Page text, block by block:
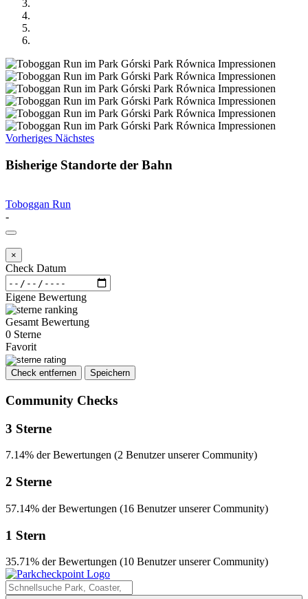
Vorheriges Nächstes
Bisherige Standorte der Bahn
Toboggan Run
-
×
Check Datum
Eigene Bewertung
Gesamt Bewertung
0 Sterne
Favorit
Check entfernen Speichern
Community Checks
3 Sterne
7.14% der Bewertungen (2 Benutzer unserer Community)
2 Sterne
57.14% der Bewertungen (16 Benutzer unserer Community)
1 Stern
35.71% der Bewertungen (10 Benutzer unserer Community)